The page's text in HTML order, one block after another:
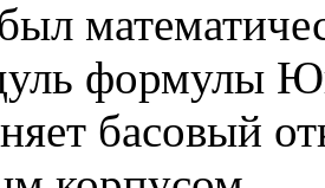
формулы
басовый